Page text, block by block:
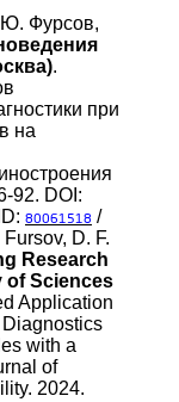
Фурсов,
.
при
на
92. DOI:
80061518 /
D. F.
Research
of Sciences
Application
with a
of
2024.